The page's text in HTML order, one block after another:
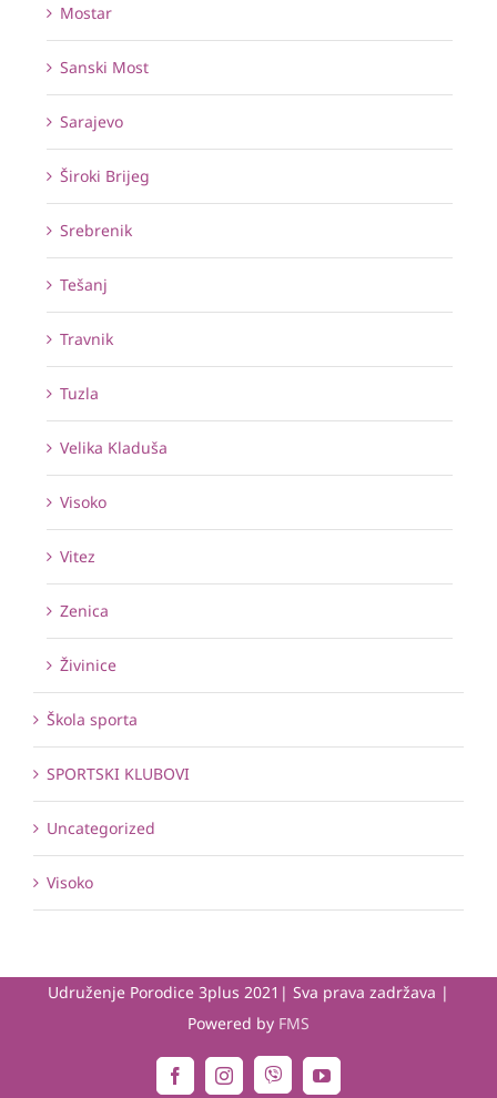
Mostar
Sanski Most
Sarajevo
Široki Brijeg
Srebrenik
Tešanj
Travnik
Tuzla
Velika Kladuša
Visoko
Vitez
Zenica
Živinice
Škola sporta
SPORTSKI KLUBOVI
Uncategorized
Visoko
Udruženje Porodice 3plus 2021| Sva prava zadržava |
Powered by FMS
FacebookInstagramViber YouTube